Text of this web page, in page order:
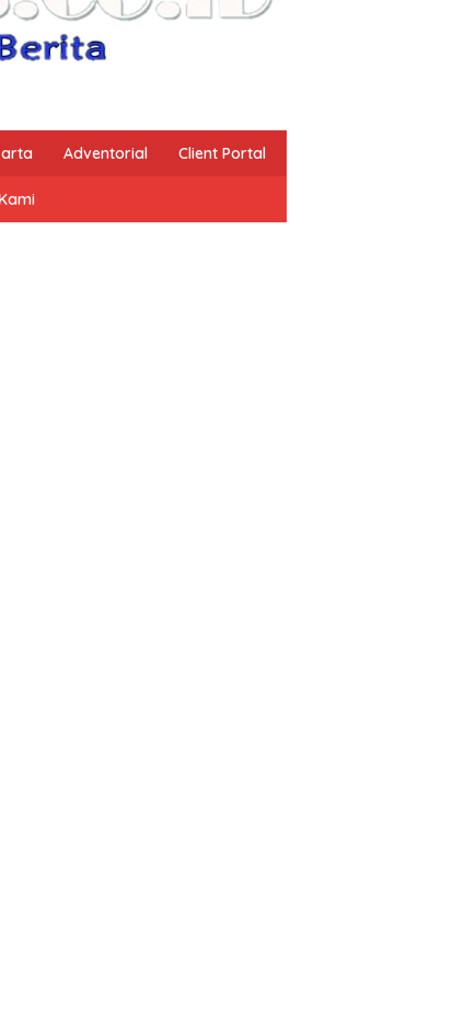
Adventorial Client Portal